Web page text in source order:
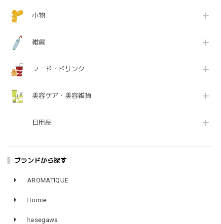
小物
雑貨
フード・ドリンク
美容ケア・美容雑貨
日用品
ブランドから探す
AROMATIQUE
Homie
hasegawa